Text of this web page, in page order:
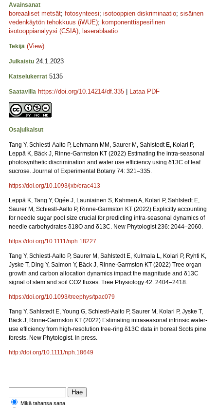
Avainsanat
boreaaliset metsät; fotosynteesi; isotooppien diskriminaatio; sisäinen
vedenkäytön tehokkuus (iWUE); komponenttispesifinen
isotooppianalyysi (CSIA); laserablaatio
Tekijä (View)
Julkaistu 24.1.2023
Katselukerrat 5135
Saatavilla https://doi.org/10.14214/df.335 Lataa PDF
Osajulkaisut
Tang Y, Schiestl-Aalto P, Lehmann MM, Saurer M, Sahlstedt E, Kolari P,
Leppä K, Bäck J, Rinne-Garmston KT (2022) Estimating the intra-seasonal
photosynthetic discrimination and water use efficiency using δ13C of leaf
sucrose. Journal of Experimental Botany 74: 321–335.
https://doi.org/10.1093/jxb/erac413
Leppä K, Tang Y, Ogée J, Launiainen S, Kahmen A, Kolari P, Sahlstedt E,
Saurer M, Schiestl-Aalto P, Rinne-Garmston KT (2022) Explicitly accounting
for needle sugar pool size crucial for predicting intra-seasonal dynamics of
needle carbohydrates δ18O and δ13C. New Phytologist 236: 2044–2060.
https://doi.org/10.1111/nph.18227
Tang Y, Schiestl-Aalto P, Saurer M, Sahlstedt E, Kulmala L, Kolari P, Ryhti K,
Jyske T, Ding Y, Salmon Y, Bäck J, Rinne-Garmston KT (2022) Tree organ
growth and carbon allocation dynamics impact the magnitude and δ13C
signal of stem and soil CO2 fluxes. Tree Physiology 42: 2404–2418.
https://doi.org/10.1093/treephys/tpac079
Tang Y, Sahlstedt E, Young G, Schiestl-Aalto P, Saurer M, Kolari P, Jyske T,
Bäck J, Rinne-Garmston KT (2022) Estimating intraseasonal intrinsic water-
use efficiency from high-resolution tree-ring δ13C data in boreal Scots pine
forests. New Phytologist. In press.
http://doi.org/10.1111/nph.18649
Mikä tahansa sana